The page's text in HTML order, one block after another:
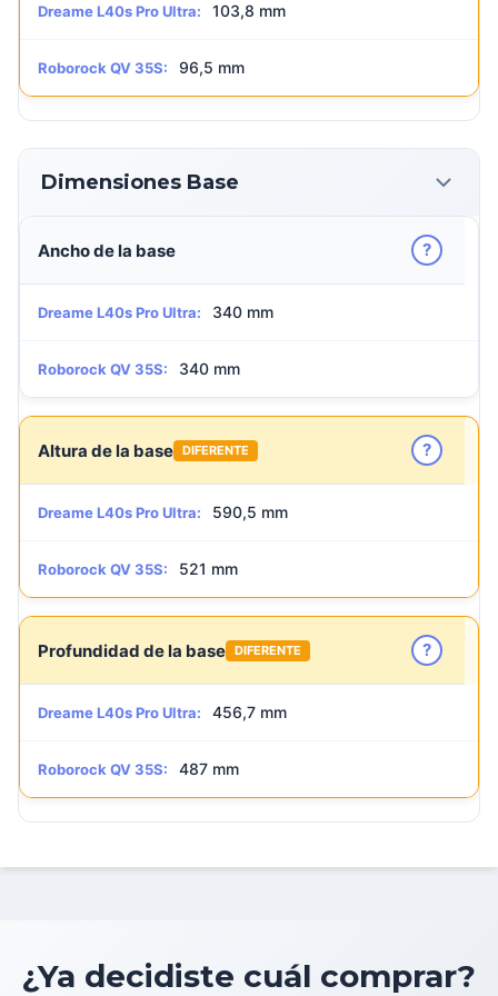
Dreame L40s Pro Ultra: 103,8 mm
Roborock QV 35S: 96,5 mm
Dimensiones Base
Ancho de la base ?
Dreame L40s Pro Ultra: 340 mm
Roborock QV 35S: 340 mm
Altura de la base DIFERENTE ?
Dreame L40s Pro Ultra: 590,5 mm
Roborock QV 35S: 521 mm
Profundidad de la base DIFERENTE ?
Dreame L40s Pro Ultra: 456,7 mm
Roborock QV 35S: 487 mm
¿Ya decidiste cuál comprar?